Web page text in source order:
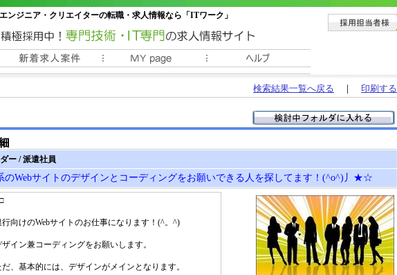
エンジニア・クリエイターの転職・求人情報なら「ITワーク」
常時3000件以上の求人情報掲載中
検索結果一覧へ戻る ｜ 印刷する
ー / 派遣社員
Webサイトのデザインとコーディングをお願いできる人を探してます！(^o^)丿★☆
行向けのWebサイトのお仕事になります！(^。^)
ザイン兼コーディングをお願いします。
だ、基本的には、デザインがメインとなります。